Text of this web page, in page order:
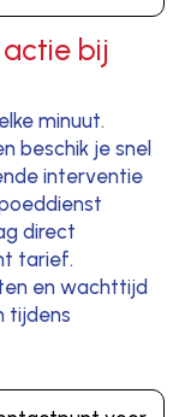
bij
minuut.
beschik je snel
interventie
direct
tarief.
en wachttijd
tijdens